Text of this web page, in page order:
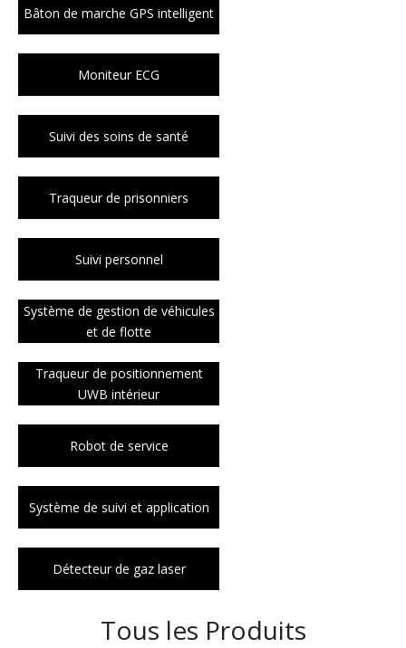
Bâton de marche GPS intelligent
Moniteur ECG
Suivi des soins de santé
Traqueur de prisonniers
Suivi personnel
Système de gestion de véhicules
et de flotte
Traqueur de positionnement
UWB intérieur
Robot de service
Système de suivi et application
Détecteur de gaz laser
Tous les Produits